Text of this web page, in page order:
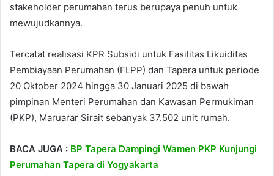
stakeholder perumahan terus berupaya penuh untuk
mewujudkannya.
Tercatat realisasi KPR Subsidi untuk Fasilitas Likuiditas
Pembiayaan Perumahan (FLPP) dan Tapera untuk periode
20 Oktober 2024 hingga 30 Januari 2025 di bawah
pimpinan Menteri Perumahan dan Kawasan Permukiman
(PKP), Maruarar Sirait sebanyak 37.502 unit rumah.
BACA JUGA : BP Tapera Dampingi Wamen PKP Kunjungi
Perumahan Tapera di Yogyakarta